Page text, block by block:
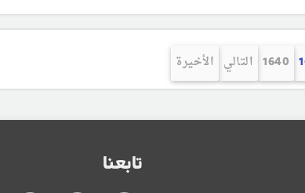
1640 التالي الأخيرة
تابعنا